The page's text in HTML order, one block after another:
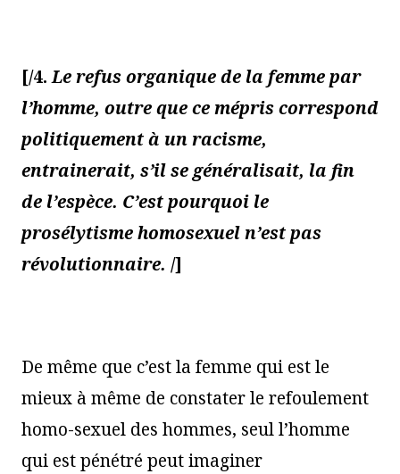
[/4.Le refus organique de la femme par
l’homme, outre que ce mépris correspond
politiquement à un racisme,
entrainerait, s’il se généralisait, la fin
de l’espèce. C’est pourquoi le
prosélytisme homosexuel n’est pas
révolutionnaire. /]
De même que c’est la femme qui est le
mieux à même de constater le refoulement
homo-sexuel des hommes, seul l’homme
qui est pénétré peut imaginer